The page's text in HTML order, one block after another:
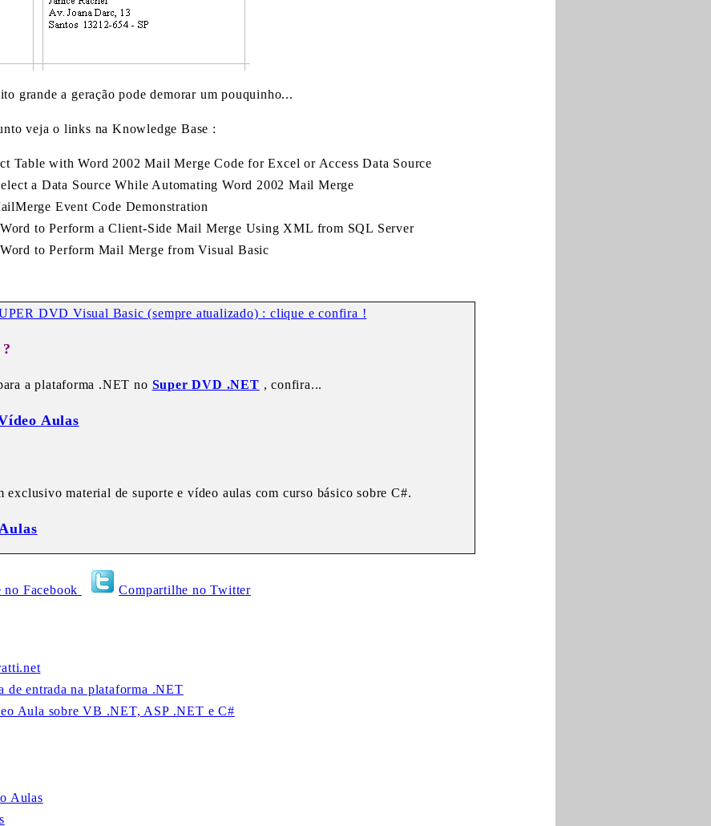
grande a geração pode demorar um pouquinho...
veja o links na Knowledge Base :
Table with Word 2002 Mail Merge Code for Excel or Access Data Source
a Data Source While Automating Word 2002 Mail Merge
Event Code Demonstration
to Perform a Client-Side Mail Merge Using XML from SQL Server
to Perform Mail Merge from Visual Basic
DVD Visual Basic (sempre atualizado) : clique e confira !
a plataforma .NET no Super DVD .NET , confira...
Aulas
exclusivo material de suporte e vídeo aulas com curso básico sobre C#.
Facebook Compartilhe no Twitter
entrada na plataforma .NET
Aula sobre VB .NET, ASP .NET e C#
Aulas